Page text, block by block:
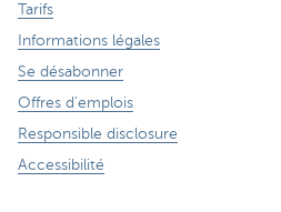
Tarifs
Informations légales
Se désabonner
Offres d'emplois
Responsible disclosure
Accessibilité